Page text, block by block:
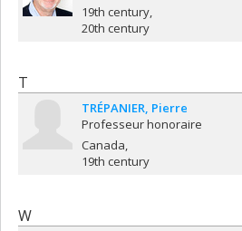
19th century
20th century
T
TRÉPANIER Pierre
Professeur honoraire
Canada
19th century
W